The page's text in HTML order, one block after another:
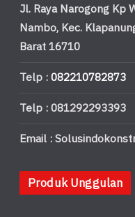
Jl. Raya Narogong Kp
Nambo, Kec.
Barat 16710
Telp :082210782873
Telp : 081292293393
Email :
Produk Unggulan